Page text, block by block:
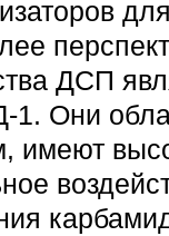
ДСП
1. Они
имеют